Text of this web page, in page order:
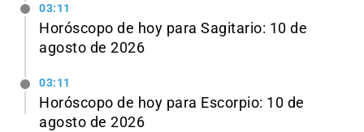
03:11
Horóscopo de hoy para Sagitario: 10 de
agosto de 2026
03:11
Horóscopo de hoy para Escorpio: 10 de
agosto de 2026